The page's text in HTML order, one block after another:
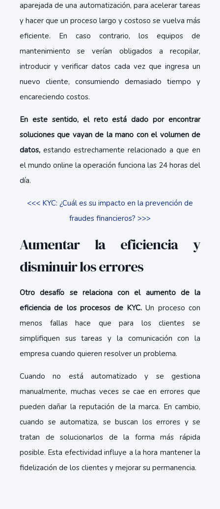
aparejada de una automatización, para acelerar tareas
y hacer que un proceso largo y costoso se vuelva más
eficiente. En caso contrario, los equipos de
mantenimiento se verían obligados a recopilar,
introducir y verificar datos cada vez que ingresa un
nuevo cliente, consumiendo demasiado tiempo y
encareciendo costos.
En este sentido, el reto está dado por encontrar
soluciones que vayan de la mano con el volumen de
datos, estando estrechamente relacionado a que en
el mundo online la operación funciona las 24 horas del
día.
<<< KYC: ¿Cuál es su impacto en la prevención de
fraudes financieros? >>>
Aumentar la eficiencia y
disminuir los errores
Otro desafío se relaciona con el aumento de la
eficiencia de los procesos de KYC.Un proceso con
menos fallas hace que para los clientes se
simplifiquen sus tareas y la comunicación con la
empresa cuando quieren resolver un problema.
Cuando no está automatizado y se gestiona
manualmente, muchas veces se cae en errores que
pueden dañar la reputación de la marca. En cambio,
cuando se automatiza, se buscan los errores y se
tratan de solucionarlos de la forma más rápida
posible. Esta efectividad influye a la hora mantener la
fidelización de los clientes y mejorar su permanencia.